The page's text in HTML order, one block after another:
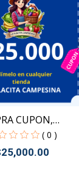
CUPON,
T...
( 0 )